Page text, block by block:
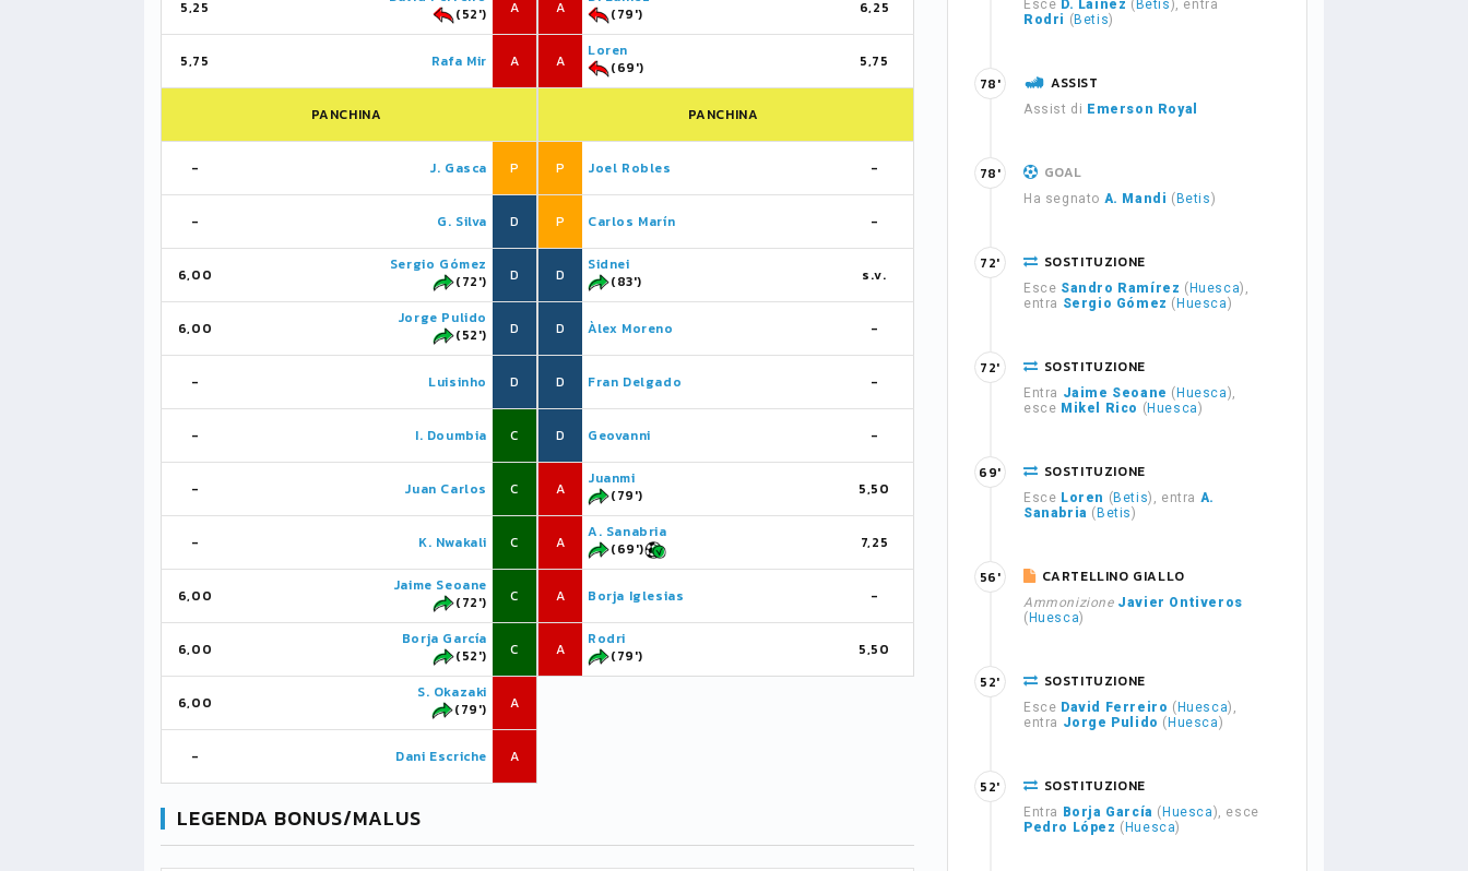
5,25
(52')
A
5,75 Rafa Mir A
PANCHINA
- J. Gasca P
- G. Silva D
6,00
Sergio Gómez
(72')
D
6,00
Jorge Pulido
(52')
D
- Luisinho D
- I. Doumbia C
- Juan Carlos C
- K. Nwakali C
6,00
Jaime Seoane
(72')
C
6,00
Borja García
(52')
C
6,00
S. Okazaki
(79')
A
- Dani Escriche A
A
(79')
6,25
A
Loren
(69')
5,75
PANCHINA
P Joel Robles -
P Carlos Marín -
D
Sidnei
(83')
s.v.
D Àlex Moreno -
D Fran Delgado -
D Geovanni -
A
Juanmi
(79')
5,50
A
A. Sanabria
(69')
7,25
A Borja Iglesias -
A
Rodri
(79')
5,50
LEGENDA BONUS/MALUS
Esce D. Lainez ( Betis), entra
Rodri ( Betis)
ASSIST
Assist di Emerson Royal
78'
GOAL
Ha segnato A. Mandi ( Betis)
78'
SOSTITUZIONE
Esce Sandro Ramírez ( Huesca),
entra Sergio Gómez ( Huesca)
72'
SOSTITUZIONE
Entra Jaime Seoane ( Huesca),
esce Mikel Rico ( Huesca)
72'
SOSTITUZIONE
Esce Loren ( Betis), entra A.
Sanabria ( Betis)
69'
CARTELLINO GIALLO
Ammonizione Javier Ontiveros
( Huesca)
56'
SOSTITUZIONE
Esce David Ferreiro ( Huesca),
entra Jorge Pulido ( Huesca)
52'
SOSTITUZIONE
Entra Borja García ( Huesca), esce
Pedro López ( Huesca)
52'